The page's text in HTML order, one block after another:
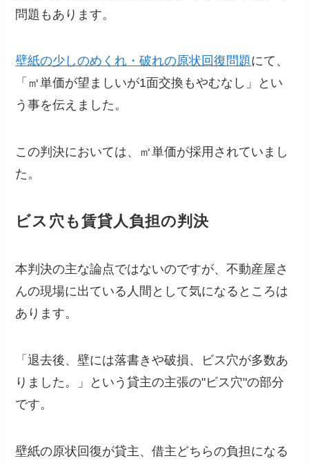
問題もあります。
壁紙の少しのめくれ・破れの原状回復問題にて、
「㎡単価が望ましいが1面交換もやむなし」とい
う事を伝えました。
この判決においては、㎡単価が採用されていまし
た。
ビス穴も賃貸人負担の判決
本判決の主な論点ではないのですが、不動産屋さ
んの現場に出ている人間として気になるところは
あります。
「退去後、壁には落書きや破損、 ビス穴が多数あ
りました。」という貸主の主張の"ビス穴"の部分
です。
壁紙の原状回復が貸主、借主どちらの負担になる